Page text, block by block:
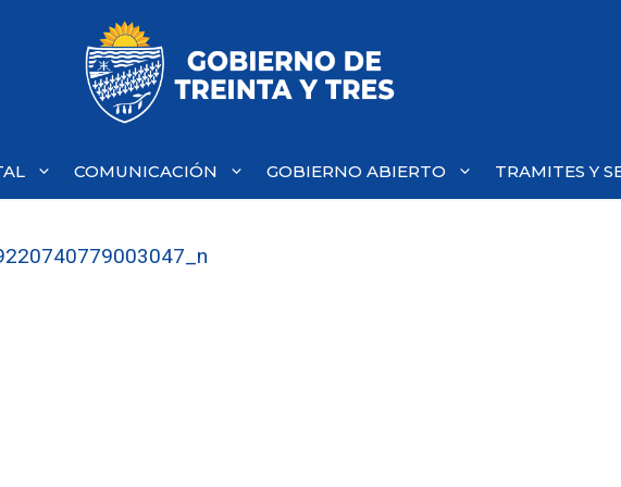
COMUNICACIÓN GOBIERNO ABIERTO TRAMITES Y